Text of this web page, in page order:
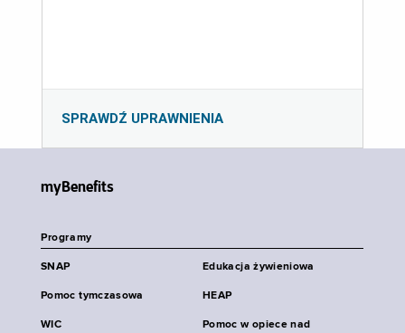
SPRAWDŹ UPRAWNIENIA
myBenefits
Programy
SNAP Edukacja żywieniowa
Pomoc tymczasowa HEAP
WIC
Pomoc w opiece nad